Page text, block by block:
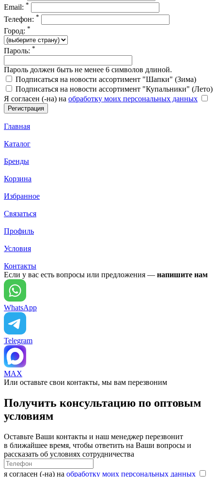
Email: *
Телефон: *
Город: *
Пароль: *
Пароль должен быть не менее 6 символов длиной.
Подписаться на новости ассортимент "Шапки" (Зима)
Подписаться на новости ассортимент "Купальники" (Лето)
Я согласен (-на) на обработку моих персональных данных
Главная
Каталог
Бренды
Корзина
Избранное
Связаться
Профиль
Условия
Контакты
Если у вас есть вопросы или предложения — напишите нам
WhatsApp
Telegram
MAX
Или оставьте свои контакты, мы вам перезвоним
Получить консультацию по оптовым
условиям
Оставьте Ваши контакты и наш менеджер перезвонит
в ближайшее время, чтобы ответить на Ваши вопросы и
рассказать об условиях сотрудничества
я согласен (-на) на обработку моих персональных данных